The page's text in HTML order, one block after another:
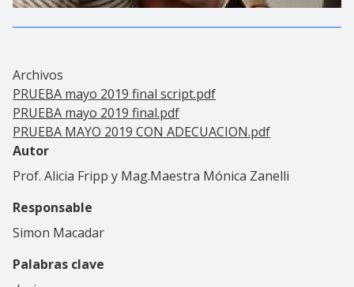
Archivos
PRUEBA mayo 2019 final script.pdf
PRUEBA mayo 2019 final.pdf
PRUEBA MAYO 2019 CON ADECUACION.pdf
Autor
Prof. Alicia Fripp y Mag.Maestra Mónica Zanelli
Responsable
Simon Macadar
Palabras clave